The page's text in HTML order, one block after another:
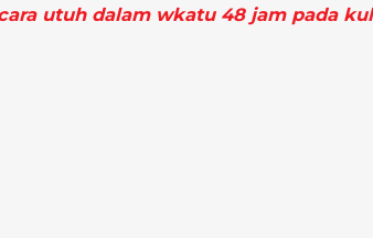
utuh dalam wkatu 48 jam pada